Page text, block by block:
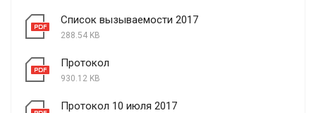
Список вызываемости 2017
288.54 KB
Протокол
930.12 KB
Протокол 10 июля 2017